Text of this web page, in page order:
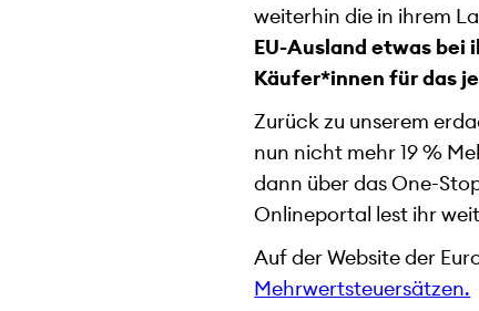
weiterhin die in ihrem
EU-Ausland etwas bei
Käufer*innen für das
Zurück zu unserem
nun nicht mehr 19 %
dann über das One-
Onlineportal lest ihr
Auf der Website der
Mehrwertsteuersätzen.